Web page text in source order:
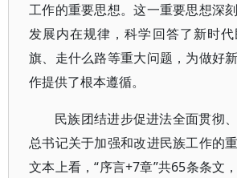
工作的重要思想。这一重要思想深
发展内在规律，科学回答了新时
旗、走什么路等重大问题，为做好
作提供了根本遵循。
民族团结进步促进法全面贯彻
总书记关于加强和改进民族工作的
文本上看，“序言+7章”共65条条文